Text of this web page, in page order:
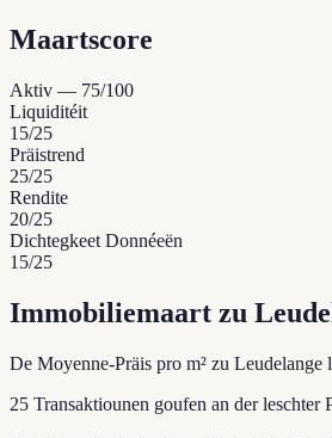
Maartscore
Aktiv — 75/100
Liquiditéit
15/25
Präistrend
25/25
Rendite
20/25
Dichtegkeet Donnéeën
15/25
Immobiliemaart zu
De Moyenne-Präis pro m² zu Leudelange
25 Transaktiounen goufen an der